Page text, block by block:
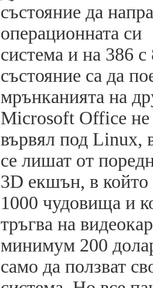
състояние да
операционната си
система и на 386
състояние са да
мрънканията на
Microsoft Office не
вървял под Linux,
се лишат от
3D екшън, в който
1000 чудовища и
тръгва на
минимум 200
само да ползват